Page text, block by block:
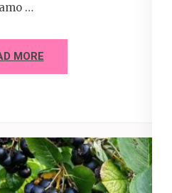
…
MORE